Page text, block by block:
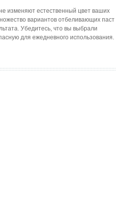
изменяют естественный цвет ваших
вариантов отбеливающих паст
Убедитесь, что вы выбрали
для ежедневного использования.